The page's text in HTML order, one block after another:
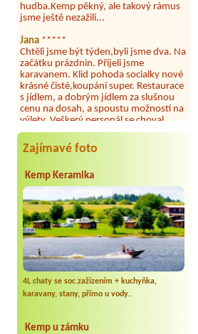
jsme ještě nezažili...
Chtěli jsme být týden,byli jsme dva. Na
začátku prázdnin. Přijeli jsme
karavanem. Klid pohoda socialky nové
krásné čisté,koupání super. Restaurace
s jídlem, a dobrým jídlem za slušnou
cenu na dosah, a spoustu možností na
výlety. Veškerý personál se choval
slušně mile. Nám se v kempu líbilo.
Aneta Janíčková
Byli jsme zde s dětmi na 5 nocí,
Výborná káva, mošt i víno a další.Milí
hostitelé, vždy usměvaví a ochotní,
umístění kempu blízko všem zážitkům
ať turistickým,tak vodním. V
docházkové blízkosti kempu vodní
nádrž, restaurace a bazénem,
autobusová zastávka, obchod a další.
Děkujeme, bylo to úžasné.
Kateřina+ Květoslav+ Jana+ Zdeněk
*****
Byli jsme zde už podruhé, minulý rok 3
kemp. Čisté, nově vybavené chatky,
Zajímavé foto
Kemp Keramika
4L chaty se soc.zažízením + kuchyňka,
karavany, stany, přímo u vody..
Kemp u zámku